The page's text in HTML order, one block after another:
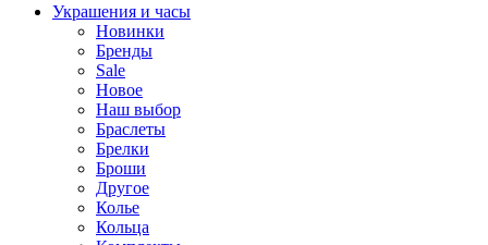
Украшения и часы
Новинки
Бренды
Sale
Новое
Наш выбор
Браслеты
Брелки
Броши
Другое
Колье
Кольца